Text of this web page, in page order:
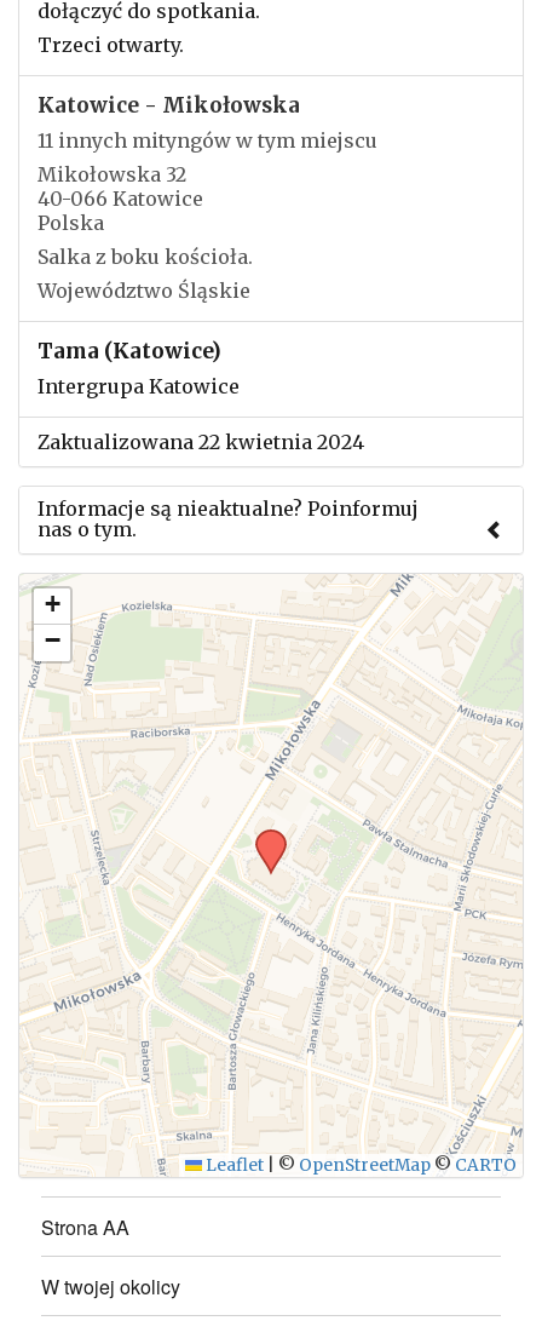
dołączyć do spotkania.
Trzeci otwarty.
Katowice - Mikołowska
11 innych mityngów w tym miejscu
Mikołowska 32
40-066 Katowice
Polska
Salka z boku kościoła.
Województwo Śląskie
Tama (Katowice)
Intergrupa Katowice
Zaktualizowana 22 kwietnia 2024
Informacje są nieaktualne? Poinformuj
nas o tym.
Użyj tego formularza aby przesłać informację o
zmianach w powyższym mityngu.
WYŚLIJ
+
−
Leaflet © OpenStreetMap © CARTO
Strona AA
W twojej okolicy